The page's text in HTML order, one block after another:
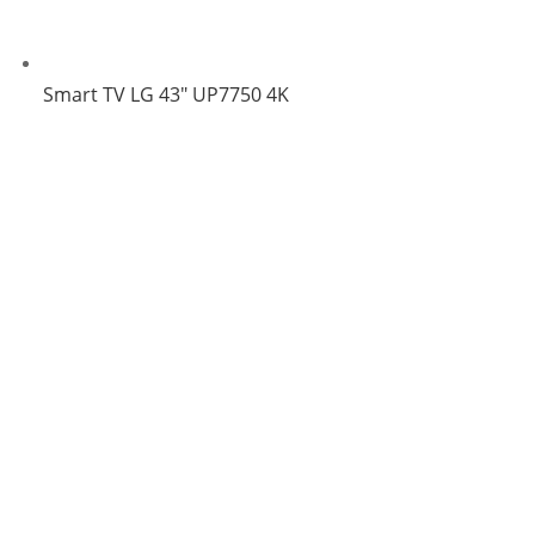
Smart TV LG 43″ UP7750 4K